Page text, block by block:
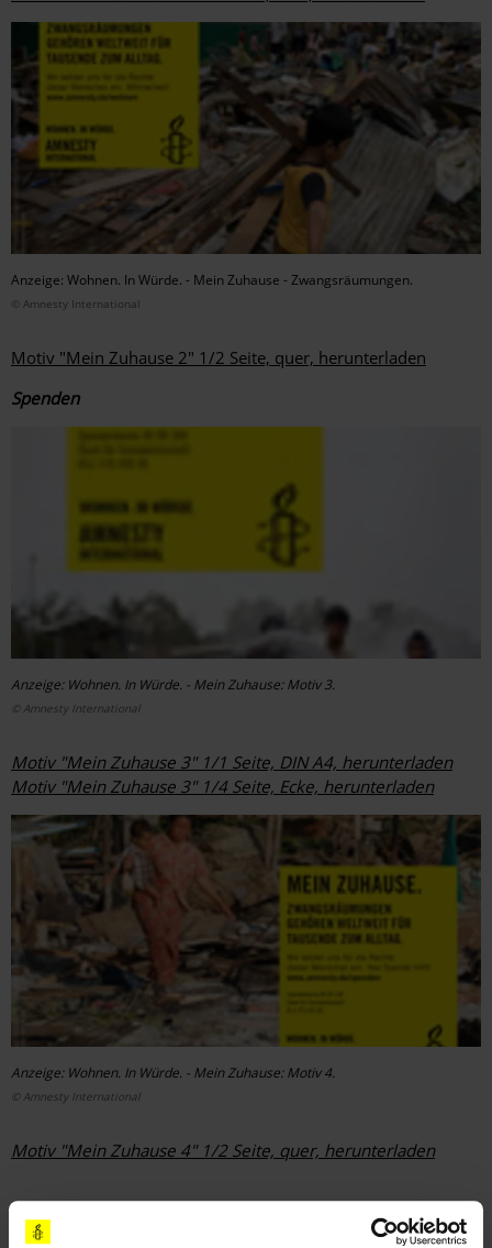
Anzeige: Wohnen. In Würde. - Mein Zuhause - Zwangsräumungen.
© Amnesty International
Motiv "Mein Zuhause 2" 1/2 Seite, quer, herunterladen
Spenden
Anzeige: Wohnen. In Würde. - Mein Zuhause: Motiv 3.
© Amnesty International
Motiv "Mein Zuhause 3" 1/1 Seite, DIN A4, herunterladen
Motiv "Mein Zuhause 3" 1/4 Seite, Ecke, herunterladen
Anzeige: Wohnen. In Würde. - Mein Zuhause: Motiv 4.
© Amnesty International
Motiv "Mein Zuhause 4" 1/2 Seite, quer, herunterladen